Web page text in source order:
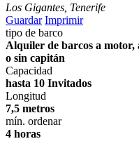
Los Gigantes, Tenerife
Guardar Imprimir
tipo de barco
Alquiler de barcos a motor,
o sin capitán
Capacidad
hasta 10 Invitados
Longitud
7,5 metros
mín. ordenar
4 horas